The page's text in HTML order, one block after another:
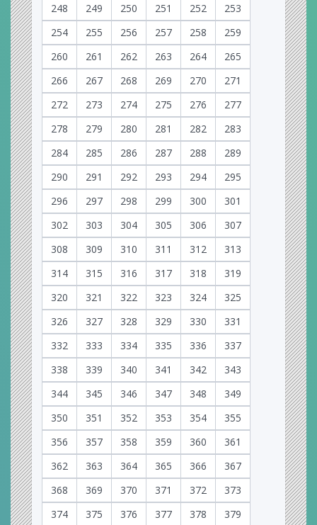
248
249 250 251 252
253
254
255 256 257 258
259
260
261 262 263 264
265
266
267 268 269 270
271
272
273 274 275 276
277
278
279 280 281 282
283
284
285 286 287 288
289
290
291 292 293 294
295
296
297 298 299 300
301
302
303 304 305 306
307
308
309 310 311 312
313
314
315 316 317 318
319
320
321 322 323 324
325
326
327 328 329 330
331
332
333 334 335 336
337
338
339 340 341 342
343
344
345 346 347 348
349
350
351 352 353 354
355
356
357 358 359 360
361
362
363 364 365 366
367
368
369 370 371 372
373
374
375 376 377 378 379